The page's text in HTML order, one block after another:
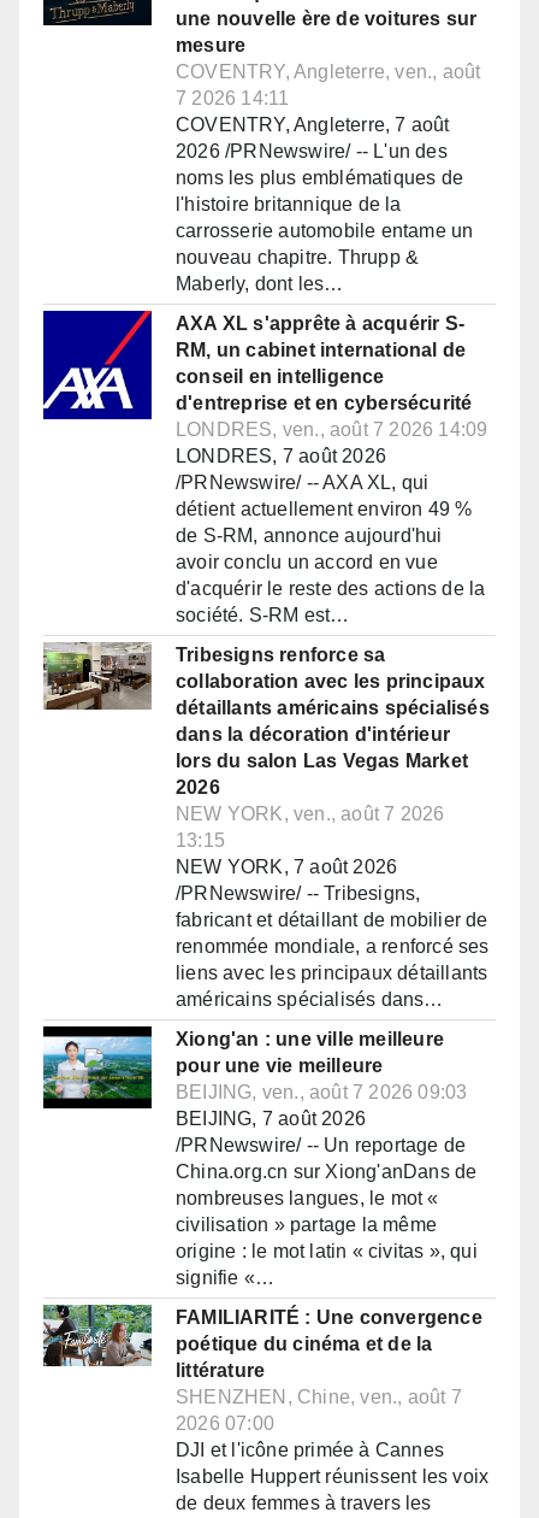
une nouvelle ère de voitures sur
mesure
COVENTRY, Angleterre, ven., août
7 2026 14:11
COVENTRY, Angleterre, 7 août
2026 /PRNewswire/ -- L'un des
noms les plus emblématiques de
l'histoire britannique de la
carrosserie automobile entame un
nouveau chapitre. Thrupp &
Maberly, dont les…
AXA XL s'apprête à acquérir S-
RM, un cabinet international de
conseil en intelligence
d'entreprise et en cybersécurité
LONDRES, ven., août 7 2026 14:09
LONDRES, 7 août 2026
/PRNewswire/ -- AXA XL, qui
détient actuellement environ 49 %
de S-RM, annonce aujourd'hui
avoir conclu un accord en vue
d'acquérir le reste des actions de la
société. S-RM est…
Tribesigns renforce sa
collaboration avec les principaux
détaillants américains spécialisés
dans la décoration d'intérieur
lors du salon Las Vegas Market
2026
NEW YORK, ven., août 7 2026
13:15
NEW YORK, 7 août 2026
/PRNewswire/ -- Tribesigns,
fabricant et détaillant de mobilier de
renommée mondiale, a renforcé ses
liens avec les principaux détaillants
américains spécialisés dans…
Xiong'an : une ville meilleure
pour une vie meilleure
BEIJING, ven., août 7 2026 09:03
BEIJING, 7 août 2026
/PRNewswire/ -- Un reportage de
China.org.cn sur Xiong'anDans de
nombreuses langues, le mot «
civilisation » partage la même
origine : le mot latin « civitas », qui
signifie «…
FAMILIARITÉ : Une convergence
poétique du cinéma et de la
littérature
SHENZHEN, Chine, ven., août 7
2026 07:00
DJI et l'icône primée à Cannes
Isabelle Huppert réunissent les voix
de deux femmes à travers les